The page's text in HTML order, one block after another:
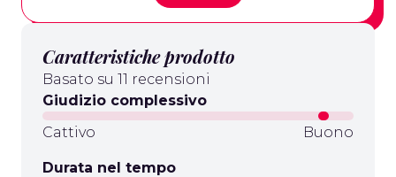
Caratteristiche prodotto
Basato su 11 recensioni
Giudizio complessivo
Cattivo
Buono
Durata nel tempo